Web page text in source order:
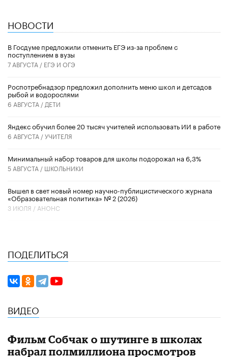
НОВОСТИ
В Госдуме предложили отменить ЕГЭ из-за проблем с
поступлением в вузы
7 АВГУСТА / ЕГЭ И ОГЭ
Роспотребнадзор предложил дополнить меню школ и детсадов
рыбой и водорослями
6 АВГУСТА / ДЕТИ
​Яндекс обучил более 20 тысяч учителей использовать ИИ в работе
6 АВГУСТА /УЧИТЕЛЯ
Минимальный набор товаров для школы подорожал на 6,3%
5 АВГУСТА / ШКОЛЬНИКИ
Вышел в свет новый номер научно-публицистического журнала
«Образовательная политика» № 2 (2026)
3 ИЮЛЯ / АНОНС
ПОДЕЛИТЬСЯ
ВИДЕО
Фильм Собчак о шутинге в школах
набрал полмиллиона просмотров